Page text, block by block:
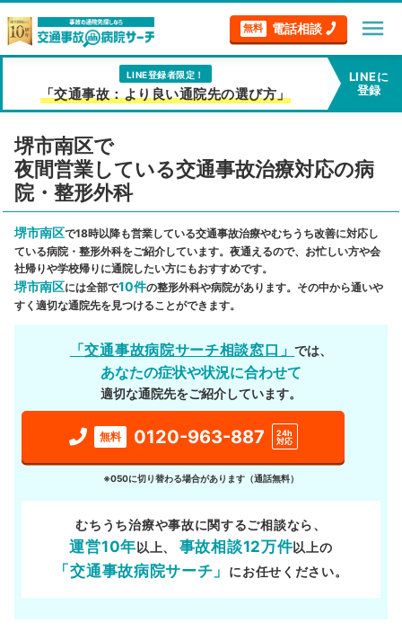
無料 電話相談 menu
LINE登録者限定！
「交通事故：より良い通院先の選び方」
LINEに
登録
堺市南区で
夜間営業している交通事故治療対応の病
院・整形外科
堺市南区で18時以降も営業している交通事故治療やむちうち改善に対応し
ている病院・整形外科をご紹介しています。夜通えるので、お忙しい方や会
社帰りや学校帰りに通院したい方にもおすすめです。
堺市南区には全部で10件の整形外科や病院があります。その中から通いや
すく適切な通院先を見つけることができます。
「交通事故病院サーチ相談窓口」では、
あなたの症状や状況に合わせて
適切な通院先をご紹介しています。
無料 0120-963-887
24h
対応
※050に切り替わる場合があります（通話無料）
むちうち治療や事故に関するご相談なら、
運営10年以上、 事故相談12万件以上の
「交通事故病院サーチ」 にお任せください。